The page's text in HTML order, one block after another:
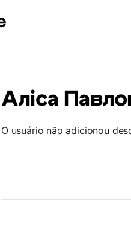
Аліса
O usuário não adicionou